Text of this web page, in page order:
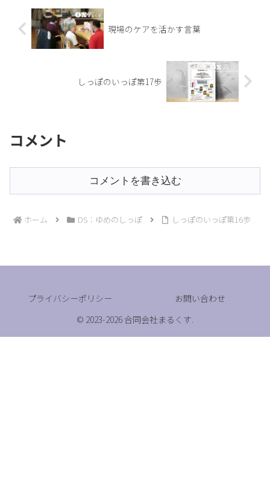
現場のケアを活かす言葉
しっぽのいっぽ第17歩
コメント
コメントを書き込む
ホーム DS：ゆめのしっぽ しっぽのいっぽ第16歩
プライバシーポリシー
お問い合わせ
© 2023-2026 合同会社まるくす.